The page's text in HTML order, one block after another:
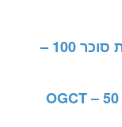
בדיקת העמסת סוכר בהריון: העמסת סוכר 100 –